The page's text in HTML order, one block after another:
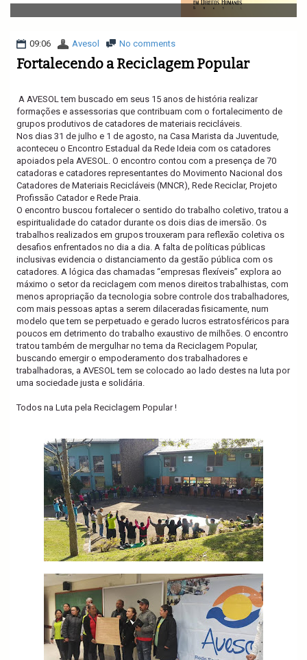
v
i
a
t
i
09:06 Avesol No comments
Fortalecendo a Reciclagem Popular
A AVESOL tem buscado em seus 15 anos de história realizar
formações e assessorias que contribuam com o fortalecimento de
grupos produtivos de catadores de materiais recicláveis.
Nos dias 31 de julho e 1 de agosto, na Casa Marista da Juventude,
aconteceu o Encontro Estadual da Rede Ideia com os catadores
apoiados pela AVESOL. O encontro contou com a presença de 70
catadoras e catadores representantes do Movimento Nacional dos
Catadores de Materiais Recicláveis (MNCR), Rede Reciclar, Projeto
Profissão Catador e Rede Praia.
O encontro buscou fortalecer o sentido do trabalho coletivo, tratou a
espiritualidade do catador durante os dois dias de imersão. Os
trabalhos realizados em grupos trouxeram para reflexão coletiva os
desafios enfrentados no dia a dia. A falta de políticas públicas
inclusivas evidencia o distanciamento da gestão pública com os
catadores. A lógica das chamadas “empresas flexíveis” explora ao
máximo o setor da reciclagem com menos direitos trabalhistas, com
menos apropriação da tecnologia sobre controle dos trabalhadores,
com mais pessoas aptas a serem dilaceradas fisicamente, num
modelo que tem se perpetuado e gerado lucros estratosféricos para
poucos em detrimento do trabalho exaustivo de milhões. O encontro
tratou também de mergulhar no tema da Reciclagem Popular,
buscando emergir o empoderamento dos trabalhadores e
trabalhadoras, a AVESOL tem se colocado ao lado destes na luta por
uma sociedade justa e solidária.
Todos na Luta pela Reciclagem Popular !